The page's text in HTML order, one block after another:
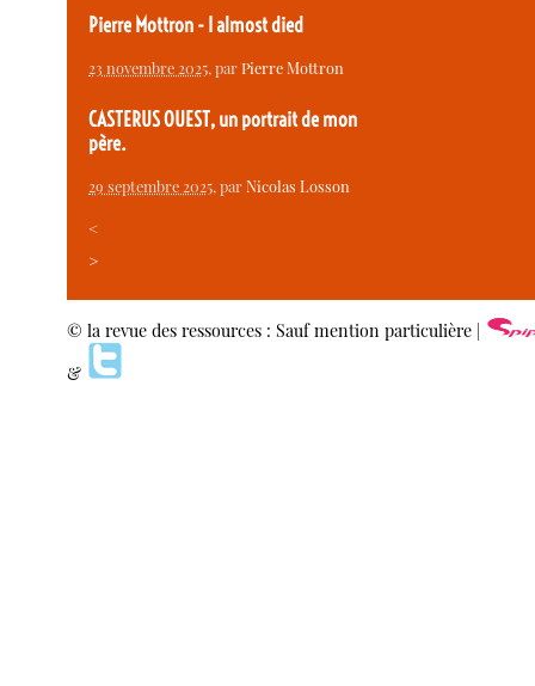
Pierre Mottron - I almost died
23 novembre 2025, parPierre Mottron
CASTERUS OUEST, un portrait de mon
père.
29 septembre 2025, parNicolas Losson
<
>
© la revue des ressources : Sauf mention particulière |
&